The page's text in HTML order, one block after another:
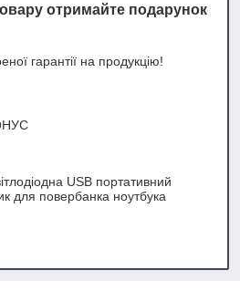
отримайте подарунок
гарантії на продукцію!
USB портативний
для повербанка ноутбука